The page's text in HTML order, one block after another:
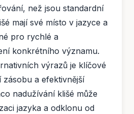
než jsou standardní
mají své místo v jazyce a
pro rychlé a
konkrétního významu.
výrazů je klíčové
a efektivnější
nadužívání klišé může
jazyka a odklonu od